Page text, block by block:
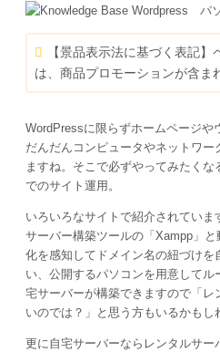
【景品表示法に基づく表記
は、商品プロモーションが含ま
WordPressに限らずホームページや
だんだんコンピュータやネットワー
ますね。そこで必ずやってみたくな
でのサイト運用。
いろいろなサイトで紹介されてい
サーバー構築ツールの「Xampp」
化を感知してドメイン名の紐づけを
い、公開するパソコンを用意してル
宅サーバーが構築できますので「
いのでは？」と思う方もいるかもし
更に自宅サーバーならレンタルサー